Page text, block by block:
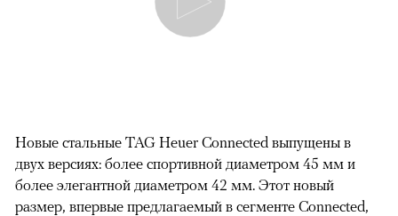
Новые стальные TAG Heuer Connected выпущены в
двух версиях: более спортивной диаметром 45 мм и
более элегантной диаметром 42 мм. Этот новый
размер, впервые предлагаемый в сегменте Connected,